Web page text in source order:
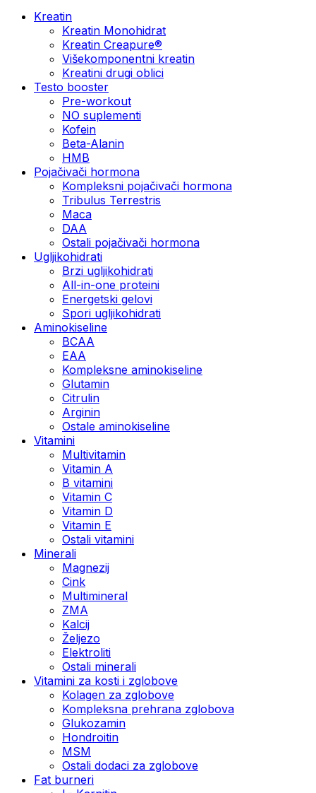
Kreatin
Kreatin Monohidrat
Kreatin Creapure®
Višekomponentni kreatin
Kreatini drugi oblici
Testo booster
Pre-workout
NO suplementi
Kofein
Beta-Alanin
HMB
Pojačivači hormona
Kompleksni pojačivači hormona
Tribulus Terrestris
Maca
DAA
Ostali pojačivači hormona
Ugljikohidrati
Brzi ugljikohidrati
All-in-one proteini
Energetski gelovi
Spori ugljikohidrati
Aminokiseline
BCAA
EAA
Kompleksne aminokiseline
Glutamin
Citrulin
Arginin
Ostale aminokiseline
Vitamini
Multivitamin
Vitamin A
B vitamini
Vitamin C
Vitamin D
Vitamin E
Ostali vitamini
Minerali
Magnezij
Cink
Multimineral
ZMA
Kalcij
Željezo
Elektroliti
Ostali minerali
Vitamini za kosti i zglobove
Kolagen za zglobove
Kompleksna prehrana zglobova
Glukozamin
Hondroitin
MSM
Ostali dodaci za zglobove
Fat burneri